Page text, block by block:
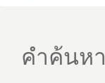
คำค้นหา